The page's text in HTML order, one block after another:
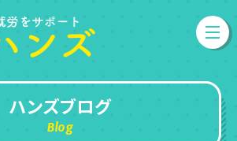
ハンズブログ
Blog